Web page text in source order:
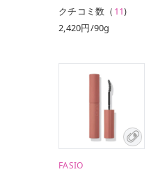
クチコミ数（ 11)
2,420円/90g
FASIO